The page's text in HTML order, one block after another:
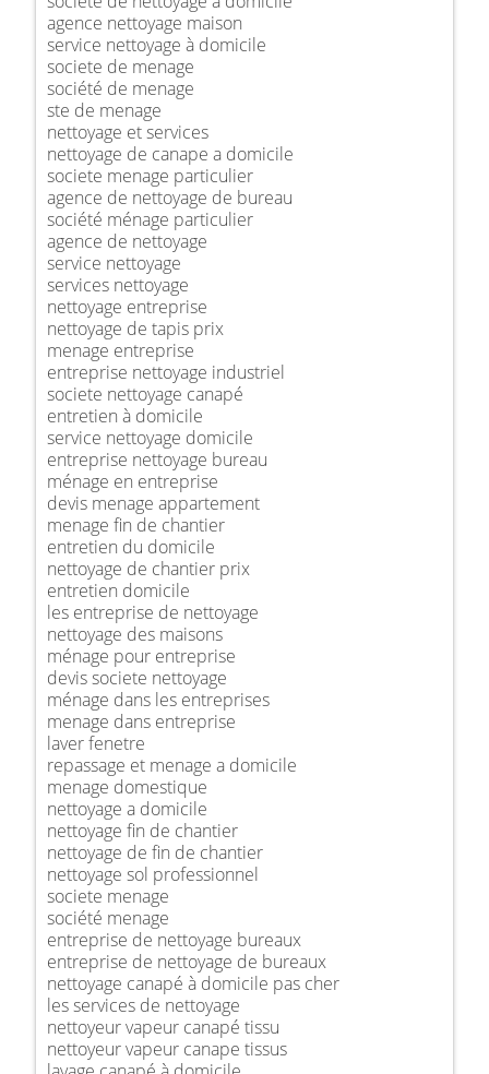
agence nettoyage maison
service nettoyage à domicile
societe de menage
société de menage
ste de menage
nettoyage et services
nettoyage de canape a domicile
societe menage particulier
agence de nettoyage de bureau
société ménage particulier
agence de nettoyage
service nettoyage
services nettoyage
nettoyage entreprise
nettoyage de tapis prix
menage entreprise
entreprise nettoyage industriel
societe nettoyage canapé
entretien à domicile
service nettoyage domicile
entreprise nettoyage bureau
ménage en entreprise
devis menage appartement
menage fin de chantier
entretien du domicile
nettoyage de chantier prix
entretien domicile
les entreprise de nettoyage
nettoyage des maisons
ménage pour entreprise
devis societe nettoyage
ménage dans les entreprises
menage dans entreprise
laver fenetre
repassage et menage a domicile
menage domestique
nettoyage a domicile
nettoyage fin de chantier
nettoyage de fin de chantier
nettoyage sol professionnel
societe menage
société menage
entreprise de nettoyage bureaux
entreprise de nettoyage de bureaux
nettoyage canapé à domicile pas cher
les services de nettoyage
nettoyeur vapeur canapé tissu
nettoyeur vapeur canape tissus